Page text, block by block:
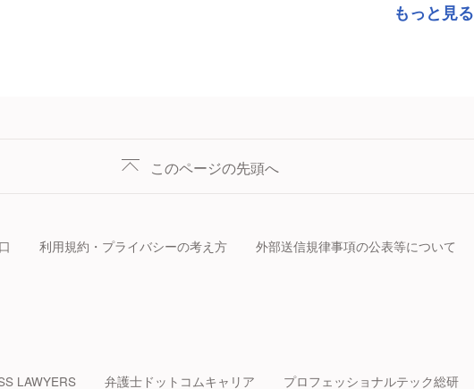
もっと見る
このページの先頭へ
利用規約・プライバシーの考え方 外部送信規律事項の公表等について
LAWYERS 弁護士ドットコムキャリア プロフェッショナルテック総研